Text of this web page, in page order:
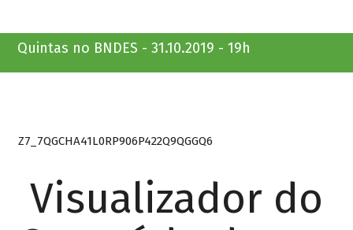
Quintas no BNDES - 31.10.2019 - 19h
Z7_7QGCHA41L0RP906P422Q9QGGQ6
Visualizador do